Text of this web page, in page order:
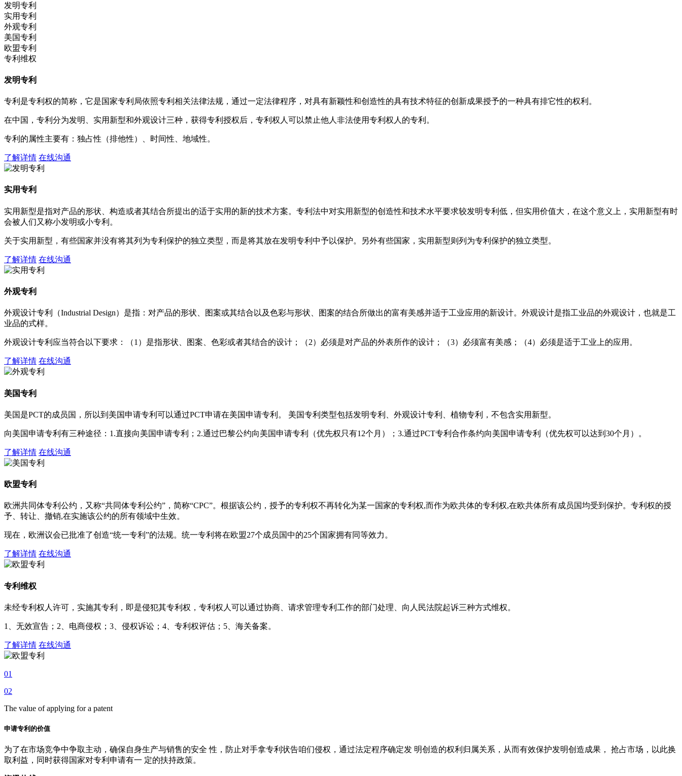
发明专利
实用专利
外观专利
美国专利
欧盟专利
专利维权
发明专利
专利是专利权的简称，它是国家专利局依照专利相关法律法规，通过一定法律程序，对具有新颖性和创造性的具有技术特征的创新成果授予的一种具有排它性的权利。
在中国，专利分为发明、实用新型和外观设计三种，获得专利授权后，专利权人可以禁止他人非法使用专利权人的专利。
专利的属性主要有：独占性（排他性）、时间性、地域性。
了解详情 在线沟通
实用专利
实用新型是指对产品的形状、构造或者其结合所提出的适于实用的新的技术方案。专利法中对实用新型的创造性和技术水平要求较发明专利低，但实用价值大，在这个意义上，实用新型有时
会被人们又称小发明或小专利。
关于实用新型，有些国家并没有将其列为专利保护的独立类型，而是将其放在发明专利中予以保护。另外有些国家，实用新型则列为专利保护的独立类型。
了解详情 在线沟通
外观专利
外观设计专利（Industrial Design）是指：对产品的形状、图案或其结合以及色彩与形状、图案的结合所做出的富有美感并适于工业应用的新设计。外观设计是指工业品的外观设计，也就是工
业品的式样。
外观设计专利应当符合以下要求：（1）是指形状、图案、色彩或者其结合的设计；（2）必须是对产品的外表所作的设计；（3）必须富有美感；（4）必须是适于工业上的应用。
了解详情 在线沟通
美国专利
美国是PCT的成员国，所以到美国申请专利可以通过PCT申请在美国申请专利。 美国专利类型包括发明专利、外观设计专利、植物专利，不包含实用新型。
向美国申请专利有三种途径：1.直接向美国申请专利；2.通过巴黎公约向美国申请专利（优先权只有12个月）；3.通过PCT专利合作条约向美国申请专利（优先权可以达到30个月）。
了解详情 在线沟通
欧盟专利
欧洲共同体专利公约，又称“共同体专利公约”，简称“CPC”。根据该公约，授予的专利权不再转化为某一国家的专利权,而作为欧共体的专利权,在欧共体所有成员国均受到保护。专利权的授
予、转让、撤销,在实施该公约的所有领域中生效。
现在，欧洲议会已批准了创造“统一专利”的法规。统一专利将在欧盟27个成员国中的25个国家拥有同等效力。
了解详情 在线沟通
专利维权
未经专利权人许可，实施其专利，即是侵犯其专利权，专利权人可以通过协商、请求管理专利工作的部门处理、向人民法院起诉三种方式维权。
1、无效宣告；2、电商侵权；3、侵权诉讼；4、专利权评估；5、海关备案。
了解详情 在线沟通
01
02
The value of applying for a patent
申请专利的价值
为了在市场竞争中争取主动，确保自身生产与销售的安全 性，防止对手拿专利状告咱们侵权，通过法定程序确定发 明创造的权利归属关系，从而有效保护发明创造成果， 抢占市场，以此换
取利益，同时获得国家对专利申请有一 定的扶持政策。